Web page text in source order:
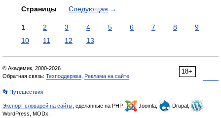
Страницы Следующая →
1 2 3 4 5 6 7 8
9
10
11 12 13
18+
© Академик, 2000-2026
Обратная связь: Техподдержка Реклама на сайте
👣 Путешествия
Экспорт словарей на сайты , сделанные на PHP, Joomla,
Drupal,
WordPress, MODx.